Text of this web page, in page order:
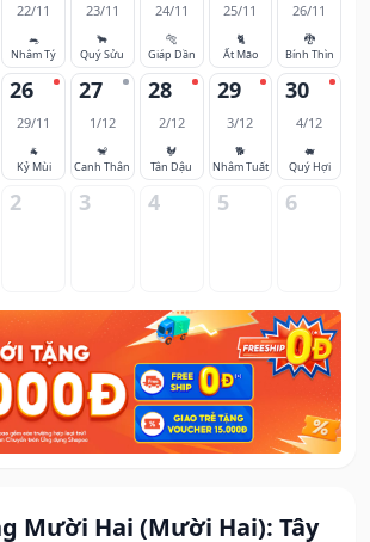
Mười Hai (Mười Hai): Tây
22/11
🐀
Nhâm Tý
23/11
🐂
Quý Sửu
24/11
🐅
Giáp Dần
25/11
🐈
Ất Mão
26/11
🐉
Bính Thìn
26
29/11
🐐
Kỷ Mùi
27
1/12
🐒
Canh Thân
28
2/12
🐓
Tân Dậu
29
3/12
🐕
Nhâm Tuất
30
4/12
🐖
Quý Hợi
2 3 4 5 6